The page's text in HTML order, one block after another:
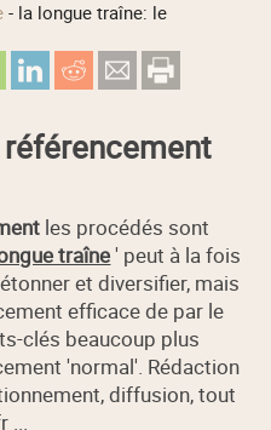
- la longue traîne: le
les procédés sont
traîne' peut à la fois
et diversifier, mais
efficace de par le
clés beaucoup plus
'normal'. Rédaction
diffusion, tout
...